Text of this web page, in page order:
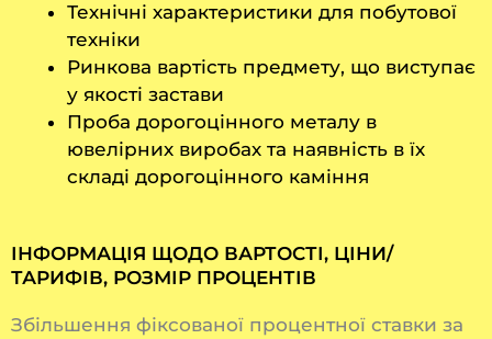
Технічні характеристики для побутової
техніки
Ринкова вартість предмету, що виступає
у якості застави
Проба дорогоцінного металу в
ювелірних виробах та наявність в їх
складі дорогоцінного каміння
ІНФОРМАЦІЯ ЩОДО ВАРТОСТІ, ЦІНИ/
ТАРИФІВ, РОЗМІР ПРОЦЕНТІВ
Збільшення фіксованої процентної ставки за